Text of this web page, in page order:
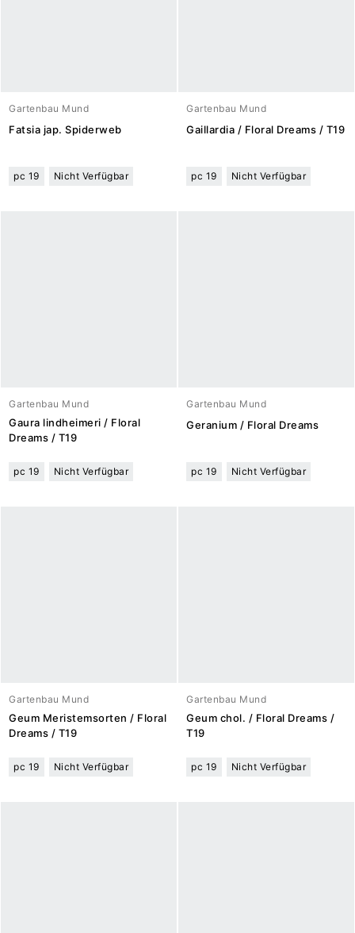
Gartenbau Mund
Fatsia jap. Spiderweb
pc 19 Nicht Verfügbar
Gartenbau Mund
Gaillardia / Floral Dreams / T19
pc 19 Nicht Verfügbar
Gartenbau Mund
Gaura lindheimeri / Floral
Dreams / T19
pc 19 Nicht Verfügbar
Gartenbau Mund
Geranium / Floral Dreams
pc 19 Nicht Verfügbar
Gartenbau Mund
Geum Meristemsorten / Floral
Dreams / T19
pc 19 Nicht Verfügbar
Gartenbau Mund
Geum chol. / Floral Dreams /
T19
pc 19 Nicht Verfügbar